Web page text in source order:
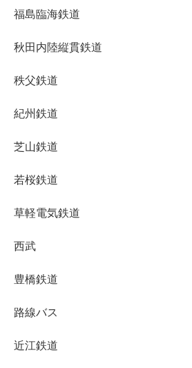
福島臨海鉄道
秋田内陸縦貫鉄道
秩父鉄道
紀州鉄道
芝山鉄道
若桜鉄道
草軽電気鉄道
西武
豊橋鉄道
路線バス
近江鉄道